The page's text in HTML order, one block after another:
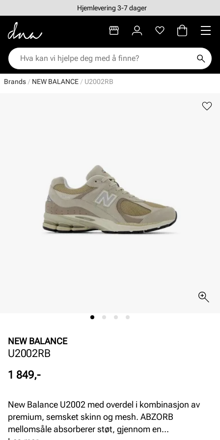
Hjemlevering 3-7 dager
Brands NEW BALANCE U2002RB
NEW BALANCE
U2002RB
Pris
1 849,-
New Balance U2002 med overdel i kombinasjon av
premium, semsket skinn og mesh. ABZORB
mellomsåle absorberer støt, gjennom en